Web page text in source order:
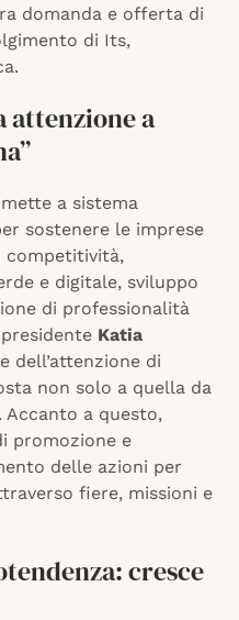
domanda e offerta di
di Its,
attenzione a
a sistema
sostenere le imprese
competitività,
e digitale, sviluppo
di professionalità
Katia
dell’attenzione di
non solo a quella da
Accanto a questo,
promozione e
delle azioni per
fiere, missioni e
cresce